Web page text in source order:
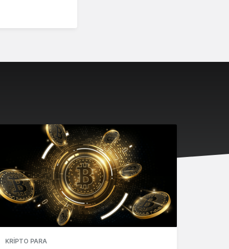
KRIPTO PARA